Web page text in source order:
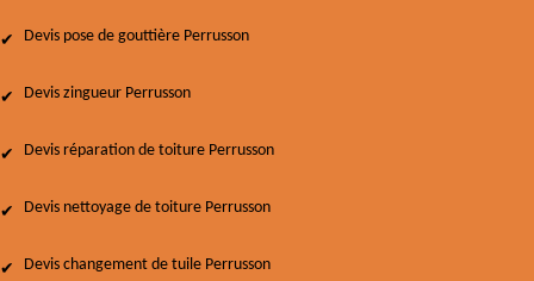
Devis pose de gouttière Perrusson
Devis zingueur Perrusson
Devis réparation de toiture Perrusson
Devis nettoyage de toiture Perrusson
Devis changement de tuile Perrusson